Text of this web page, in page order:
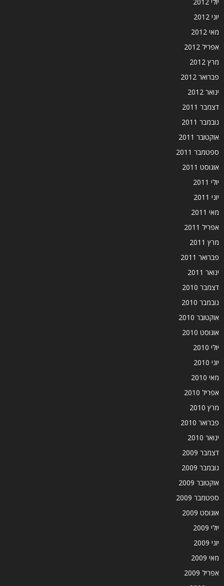
יולי 2012
יוני 2012
מאי 2012
אפריל 2012
מרץ 2012
פברואר 2012
ינואר 2012
דצמבר 2011
נובמבר 2011
אוקטובר 2011
ספטמבר 2011
אוגוסט 2011
יולי 2011
יוני 2011
מאי 2011
אפריל 2011
מרץ 2011
פברואר 2011
ינואר 2011
דצמבר 2010
נובמבר 2010
אוקטובר 2010
אוגוסט 2010
יולי 2010
יוני 2010
מאי 2010
אפריל 2010
מרץ 2010
פברואר 2010
ינואר 2010
דצמבר 2009
נובמבר 2009
אוקטובר 2009
ספטמבר 2009
אוגוסט 2009
יולי 2009
יוני 2009
מאי 2009
אפריל 2009